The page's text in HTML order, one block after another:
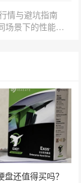
情与避坑指南
下一篇：2026年5月机械企业级硬盘怎么选？不同场景下的性能差异有多大？
盘还值得买吗？